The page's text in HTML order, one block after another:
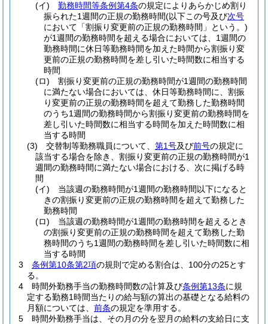
(イ)
勤務時間等条例第4条の規定によりあらかじめ割り
振られた1週間の正規の勤務時間(以下この号及び次号
において「割振り変更前の正規の勤務時間」という。)
が1週間の勤務時間を超える場合においては、1週間の
勤務時間に休日等勤務時間を加えた時間から割振り変
更前の正規の勤務時間を差し引いた時間数に相当する
時間
(ロ)
割振り変更前の正規の勤務時間が1週間の勤務時間
に満たない場合においては、休日等勤務時間に、割振
り変更前の正規の勤務時間を超えて勤務した勤務時間
のうち1週間の勤務時間から割振り変更前の勤務時間を
差し引いた時間数に相当する時間を加えた時間数に相
当する時間
(3)
交替制等勤務職員について、 第1号及び前号の規定に
該当する場合を除き、割振り変更前の正規の勤務時間が1
週間の勤務時間に満たない場合における、次に掲げる時
間
(イ)
当該週の勤務時間が1週間の勤務時間以下になると
きの割振り変更前の正規の勤務時間を超えて勤務した
勤務時間
(ロ)
当該週の勤務時間が1週間の勤務時間を超えるとき
の割振り変更前の正規の勤務時間を超えて勤務した勤
務時間のうち1週間の勤務時間を差し引いた時間数に相
当する時間
3
条例第10条第2項の規則で定める割合は、100分の25とす
る。
4
時間外勤務手当の勤務時間数の計算及び条例第13条に規
定する勤務1時間当たりの給与額の算出の基礎となる給料の
月額については、 前条の規定を準用する。
5
時間外勤務手当は、その月の分を翌月の給料の支給日に支